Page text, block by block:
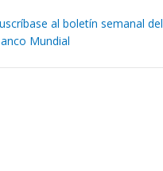
al boletín semanal del
Mundial